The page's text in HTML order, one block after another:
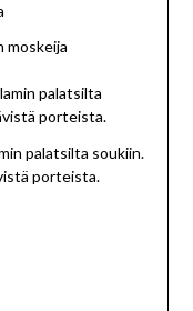
moskeija
palatsilta soukiin.
porteista.